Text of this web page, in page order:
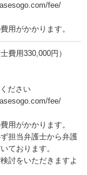
fee/
用がかかります。
費用330,000円）
ださい
fee/
用がかかります。
担当弁護士から弁護
ております。
討をいただきますよ